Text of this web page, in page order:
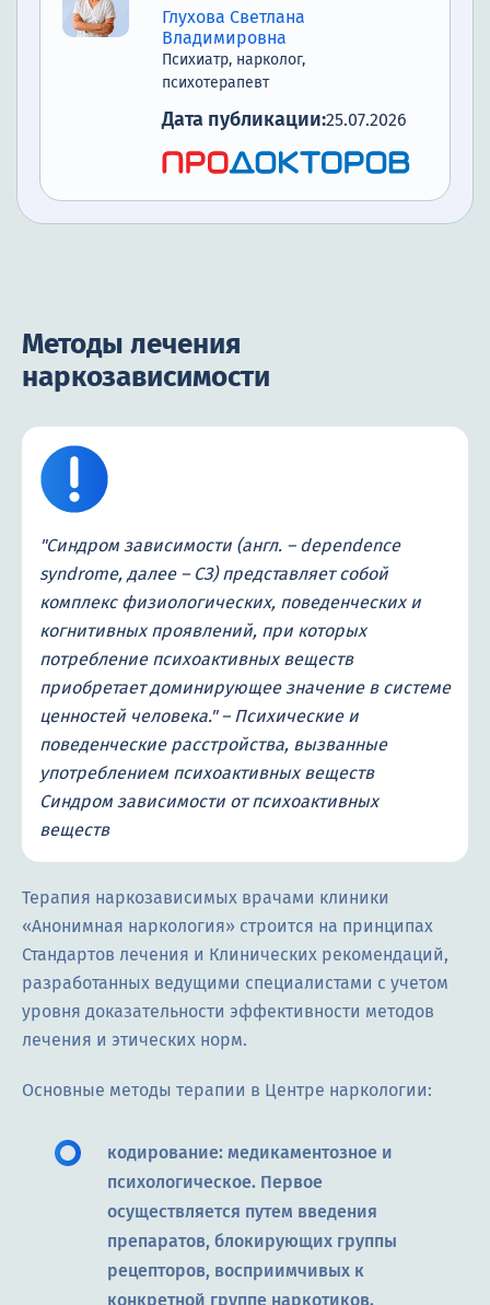
Глухова Светлана
Владимировна
Психиатр, нарколог,
психотерапевт
Дата публикации:25.07.2026
Методы лечения
наркозависимости
"Синдром зависимости (англ. – dependence
syndrome, далее – СЗ) представляет собой
комплекс физиологических, поведенческих и
когнитивных проявлений, при которых
потребление психоактивных веществ
приобретает доминирующее значение в системе
ценностей человека." – Психические и
поведенческие расстройства, вызванные
употреблением психоактивных веществ
Синдром зависимости от психоактивных
веществ
Терапия наркозависимых врачами клиники
«Анонимная наркология» строится на принципах
Стандартов лечения и Клинических рекомендаций,
разработанных ведущими специалистами с учетом
уровня доказательности эффективности методов
лечения и этических норм.
Основные методы терапии в Центре наркологии:
кодирование: медикаментозное и
психологическое. Первое
осуществляется путем введения
препаратов, блокирующих группы
рецепторов, восприимчивых к
конкретной группе наркотиков.